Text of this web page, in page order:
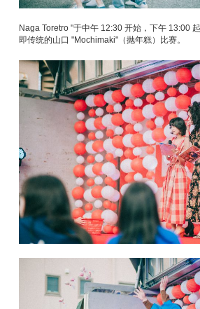
Naga Toretro "于中午 12:30 开始，下午 13:00
即传统的山口 "Mochimaki"（抛年糕）比赛。